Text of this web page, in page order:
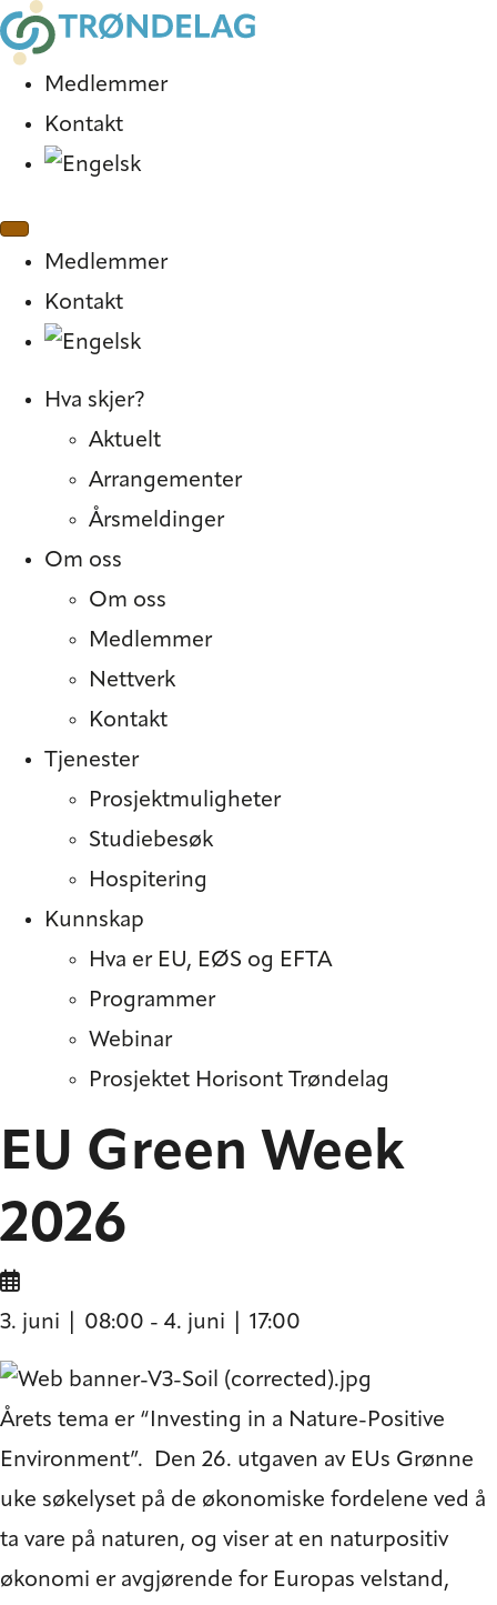
Medlemmer
Kontakt
Medlemmer
Kontakt
Hva skjer?
Aktuelt
Arrangementer
Årsmeldinger
Om oss
Om oss
Medlemmer
Nettverk
Kontakt
Tjenester
Prosjekt­muligheter
Studiebesøk
Hospitering
Kunnskap
Hva er EU, EØS og EFTA
Programmer
Webinar
Prosjektet Horisont Trøndelag
EU Green Week
2026
3. juni | 08:00 - 4. juni | 17:00
Årets tema er “Investing in a Nature-Positive
Environment”. Den 26. utgaven av EUs Grønne
uke søkelyset på de økonomiske fordelene ved å
ta vare på naturen, og viser at en naturpositiv
økonomi er avgjørende for Europas velstand,